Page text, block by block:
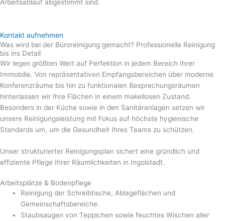
Arbeitsablauf abgestimmt sind.
Kontakt aufnehmen
Was wird bei der Büroreinigung gemacht? Professionelle Reinigung
bis ins Detail
Wir legen größten Wert auf Perfektion in jedem Bereich Ihrer
Immobilie. Von repräsentativen Empfangsbereichen über moderne
Konferenzräume bis hin zu funktionalen Besprechungsräumen
hinterlassen wir Ihre Flächen in einem makellosen Zustand.
Besonders in der Küche sowie in den Sanitäranlagen setzen wir
unsere Reinigungsleistung mit Fokus auf höchste hygienische
Standards um, um die Gesundheit Ihres Teams zu schützen.
Unser strukturierter Reinigungsplan sichert eine gründlich und
effiziente Pflege Ihrer Räumlichkeiten in Ingolstadt.
Arbeitsplätze & Bodenpflege
Reinigung der Schreibtische, Ablageflächen und
Gemeinschaftsbereiche.
Staubsaugen von Teppichen sowie feuchtes Wischen aller